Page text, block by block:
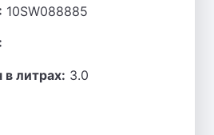
10SW088885
литрах: 3.0